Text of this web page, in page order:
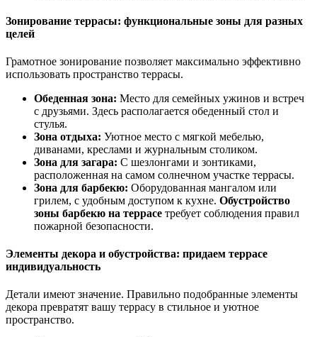
Зонирование террасы: функциональные зоны для разных
целей
Грамотное зонирование позволяет максимально эффективно
использовать пространство террасы.
Обеденная зона: Место для семейных ужинов и встреч
с друзьями. Здесь располагается обеденный стол и
стулья.
Зона отдыха: Уютное место с мягкой мебелью,
диванами, креслами и журнальным столиком.
Зона для загара: С шезлонгами и зонтиками,
расположенная на самом солнечном участке террасы.
Зона для барбекю: Оборудованная мангалом или
грилем, с удобным доступом к кухне. Обустройство
зоны барбекю на террасе требует соблюдения правил
пожарной безопасности.
Элементы декора и обустройства: придаем террасе
индивидуальность
Детали имеют значение. Правильно подобранные элементы
декора превратят вашу террасу в стильное и уютное
пространство.